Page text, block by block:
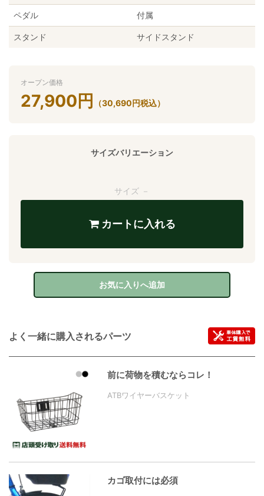
ペダル 付属
スタンド サイドスタンド
オープン価格
27,900 円 （30,690円税込）
サイズバリエーション
サイズ －
カートに入れる
お気に入りへ追加
よく一緒に購入されるパーツ
前に荷物を積むならコレ！
ATBワイヤーバスケット
カゴ取付には必須